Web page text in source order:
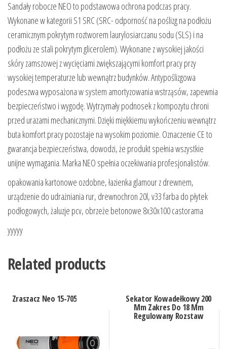
Sandały robocze NEO to podstawowa ochrona podczas pracy.
Wykonane w kategorii S1 SRC (SRC- odporność na poślizg na podłożu
ceramicznym pokrytym roztworem laurylosiarczanu sodu (SLS) i na
podłożu ze stali pokrytym glicerolem). Wykonane z wysokiej jakości
skóry zamszowej z wycięciami zwiększającymi komfort pracy przy
wysokiej temperaturze lub wewnątrz budynków. Antypoślizgowa
podeszwa wyposażona w system amortyzowania wstrząsów, zapewnia
bezpieczeństwo i wygodę. Wytrzymały podnosek z kompozytu chroni
przed urazami mechanicznymi. Dzięki miękkiemu wykończeniu wewnątrz
buta komfort pracy pozostaje na wysokim poziomie. Oznaczenie CE to
gwarancja bezpieczeństwa, dowodzi, że produkt spełnia wszystkie
unijne wymagania. Marka NEO spełnia oczekiwania profesjonalistów.
opakowania kartonowe ozdobne, łazienka glamour z drewnem,
urządzenie do udrażniania rur, drewnochron 20l, v33 farba do płytek
podłogowych, żaluzje pcv, obrzeże betonowe 8x30x100 castorama
yyyyy
Related products
Zraszacz Neo 15-705 Sekator Kowadełkowy 200
Mm Zakres Do 18 Mm
Regulowany Rozstaw